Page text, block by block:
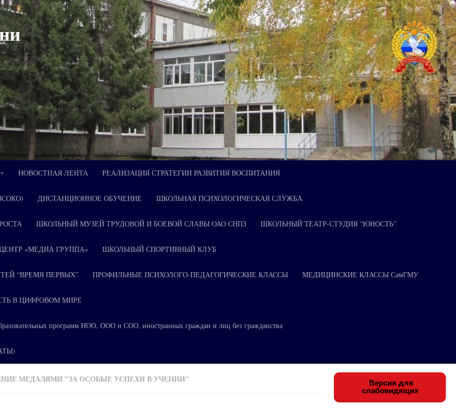
НОВОСТНАЯ ЛЕНТА РЕАЛИЗАЦИЯ СТРАТЕГИИ РАЗВИТИЯ ВОСПИТАНИЯ
ДИСТАНЦИОННОЕ ОБУЧЕНИЕ ШКОЛЬНАЯ ПСИХОЛОГИЧЕСКАЯ СЛУЖБА
ШКОЛЬНЫЙ МУЗЕЙ ТРУДОВОЙ И БОЕВОЙ СЛАВЫ ОАО СНПЗ ШКОЛЬНЫЙ ТЕАТР-СТУДИЯ “ЮНОСТЬ”
«МЕДИА ГРУППА» ШКОЛЬНЫЙ СПОРТИВНЫЙ КЛУБ
“ВРЕМЯ ПЕРВЫХ” ПРОФИЛЬНЫЕ ПСИХОЛОГО-ПЕДАГОГИЧЕСКИЕ КЛАССЫ МЕДИЦИНСКИЕ КЛАССЫ СамГМУ
В ЦИФРОВОМ МИРЕ
программ НОО, ООО и СОО, иностранных граждан и лиц без гражданства
МЕДАЛЯМИ "ЗА ОСОБЫЕ УСПЕХИ В УЧЕНИИ"
Версия для
слабовидящих